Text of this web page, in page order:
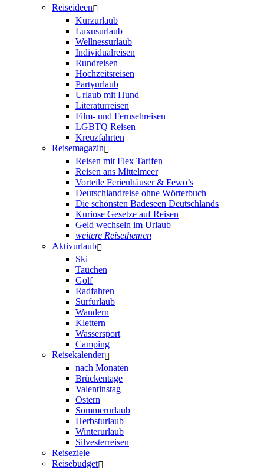
Reiseideen
Kurzurlaub
Luxusurlaub
Wellnessurlaub
Individualreisen
Rundreisen
Hochzeitsreisen
Partyurlaub
Urlaub mit Hund
Literaturreisen
Film- und Fernsehreisen
LGBTQ Reisen
Kreuzfahrten
Reisemagazin
Reisen mit Flex Tarifen
Reisen ans Mittelmeer
Vorteile Ferienhäuser & Fewo’s
Deutschlandreise ohne Wörterbuch
Die schönsten Badeseen Deutschlands
Kuriose Gesetze auf Reisen
Geld wechseln im Urlaub
weitere Reisethemen
Aktivurlaub
Ski
Tauchen
Golf
Radfahren
Surfurlaub
Wandern
Klettern
Wassersport
Camping
Reisekalender
nach Monaten
Brückentage
Valentinstag
Ostern
Sommerurlaub
Herbsturlaub
Winterurlaub
Silvesterreisen
Reiseziele
Reisebudget